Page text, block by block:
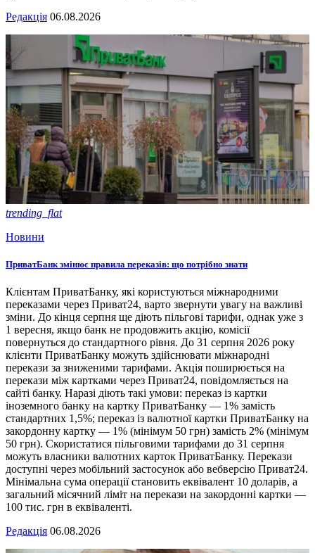
Редакція 06.08.2026
trending_flat
Новини
ПриватБанк змінює правила переказів: що потрібно знати
Клієнтам ПриватБанку, які користуються міжнародними
переказами через Приват24, варто звернути увагу на важливі
зміни. До кінця серпня ще діють пільгові тарифи, однак уже з
1 вересня, якщо банк не продовжить акцію, комісії
повернуться до стандартного рівня. До 31 серпня 2026 року
клієнти ПриватБанку можуть здійснювати міжнародні
перекази за зниженими тарифами. Акція поширюється на
перекази між картками через Приват24, повідомляється на
сайті банку. Наразі діють такі умови: переказ із картки
іноземного банку на картку ПриватБанку — 1% замість
стандартних 1,5%; переказ із валютної картки ПриватБанку на
закордонну картку — 1% (мінімум 50 грн) замість 2% (мінімум
50 грн). Скористатися пільговими тарифами до 31 серпня
можуть власники валютних карток ПриватБанку. Перекази
доступні через мобільний застосунок або вебверсію Приват24.
Мінімальна сума операції становить еквівалент 10 доларів, а
загальний місячний ліміт на перекази на закордонні картки —
100 тис. грн в еквіваленті.
Редакція 06.08.2026